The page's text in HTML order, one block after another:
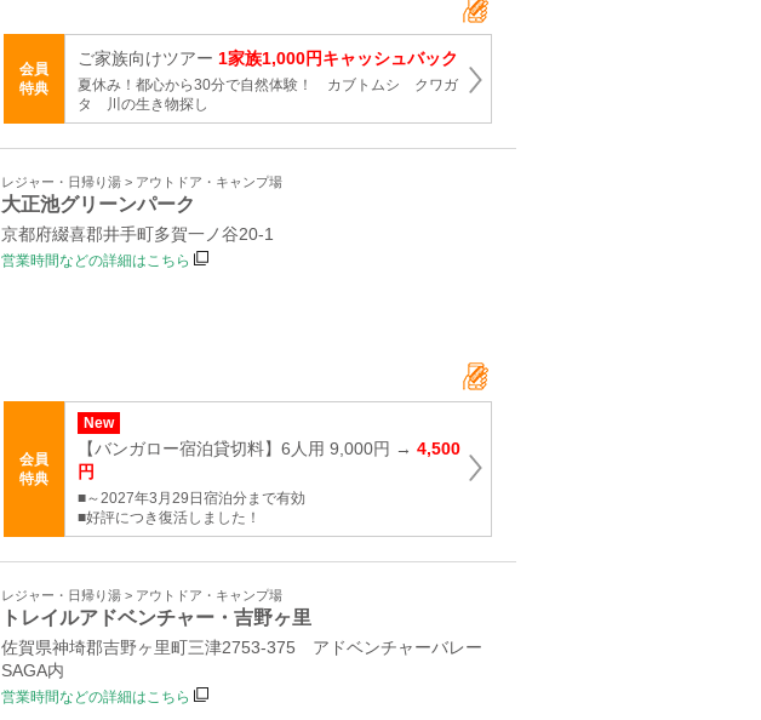
会員
特典
ご家族向けツアー 1家族1,000円キャッシュバック
夏休み！都心から30分で自然体験！ カブトムシ クワガ
タ 川の生き物探し
レジャー・日帰り湯 > アウトドア・キャンプ場
大正池グリーンパーク
京都府綴喜郡井手町多賀一ノ谷20-1
営業時間などの詳細はこちら
会員
特典
New
【バンガロー宿泊貸切料】6人用 9,000円 → 4,500
円
■～2027年3月29日宿泊分まで有効
■好評につき復活しました！
レジャー・日帰り湯 > アウトドア・キャンプ場
トレイルアドベンチャー・吉野ヶ里
佐賀県神埼郡吉野ヶ里町三津2753-375 アドベンチャーバレー
SAGA内
営業時間などの詳細はこちら